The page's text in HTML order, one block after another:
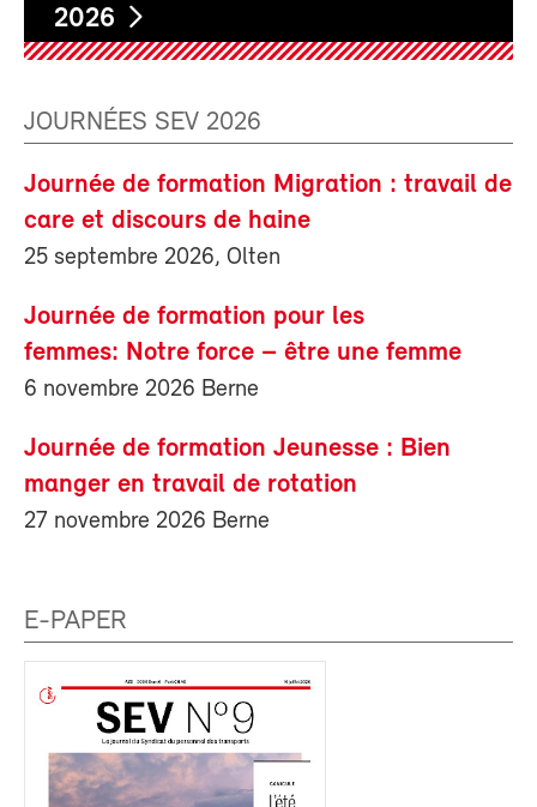
2026
JOURNÉES SEV 2026
Journée de formation Migration : travail de
care et discours de haine
25 septembre 2026, Olten
Journée de formation pour les
femmes: Notre force – être une femme
6 novembre 2026 Berne
Journée de formation Jeunesse : Bien
manger en travail de rotation
27 novembre 2026 Berne
E-PAPER